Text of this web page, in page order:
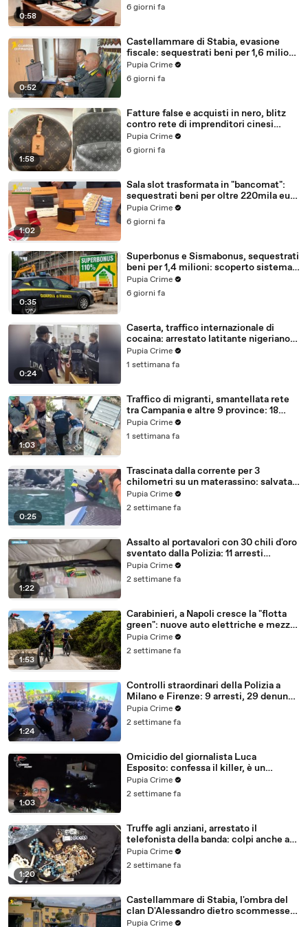
0:58
6 giorni fa
0:52
Castellammare di Stabia, evasione
fiscale: sequestrati beni per 1,6 milioni
ad un consorzio navale (29.07.26)
Pupia Crime
6 giorni fa
1:58
Fatture false e acquisti in nero, blitz
contro rete di imprenditori cinesi
sequestri per 8,5 milioni (29.07.26)
Pupia Crime
6 giorni fa
1:02
Sala slot trasformata in "bancomat":
sequestrati beni per oltre 220mila euro
a due coniugi (29.07.26)
Pupia Crime
6 giorni fa
0:35
Superbonus e Sismabonus, sequestrati
beni per 1,4 milioni: scoperto sistema
con false abitazioni (29.07.26)
Pupia Crime
6 giorni fa
0:24
Caserta, traffico internazionale di
cocaina: arrestato latitante nigeriano
ricercato dal 2019 (28.07.26)
Pupia Crime
1 settimana fa
1:03
Traffico di migranti, smantellata rete
tra Campania e altre 9 province: 18
arresti (27.07.26)
Pupia Crime
1 settimana fa
0:25
Trascinata dalla corrente per 3
chilometri su un materassino: salvata
dalla Polizia (25.07.26)
Pupia Crime
2 settimane fa
1:22
Assalto al portavalori con 30 chili d'oro
sventato dalla Polizia: 11 arresti
(25.07.26)
Pupia Crime
2 settimane fa
1:53
Carabinieri, a Napoli cresce la "flotta
green": nuove auto elettriche e mezzi
sostenibili anche sulle isole (25.07.26)
Pupia Crime
2 settimane fa
1:24
Controlli straordinari della Polizia a
Milano e Firenze: 9 arresti, 29 denunce
e oltre 7mila persone identificate
(25.07.26)
Pupia Crime
2 settimane fa
1:03
Omicidio del giornalista Luca
Esposito: confessa il killer, è un
26enne tunisino (25.07.26)
Pupia Crime
2 settimane fa
1:20
Truffe agli anziani, arrestato il
telefonista della banda: colpi anche ad
Aversa, oltre 300mila euro il bottino
stimato (24.07.26)
Pupia Crime
2 settimane fa
Castellammare di Stabia, l'ombra del
clan D'Alessandro dietro scommesse
illegali: 5 arresti (24.07.26)
Pupia Crime